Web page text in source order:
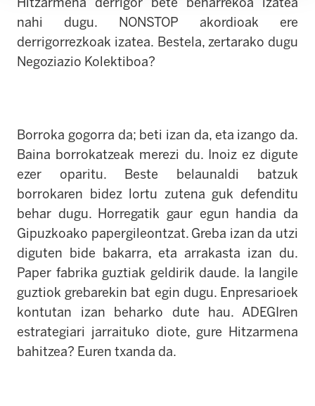
nahi dugu. NONSTOP akordioak ere
derrigorrezkoak izatea. Bestela, zertarako dugu
Negoziazio Kolektiboa?
Borroka gogorra da; beti izan da, eta izango da.
Baina borrokatzeak merezi du. Inoiz ez digute
ezer oparitu. Beste belaunaldi batzuk
borrokaren bidez lortu zutena guk defenditu
behar dugu. Horregatik gaur egun handia da
Gipuzkoako papergileontzat. Greba izan da utzi
diguten bide bakarra, eta arrakasta izan du.
Paper fabrika guztiak geldirik daude. Ia langile
guztiok grebarekin bat egin dugu. Enpresarioek
kontutan izan beharko dute hau. ADEGIren
estrategiari jarraituko diote, gure Hitzarmena
bahitzea? Euren txanda da.